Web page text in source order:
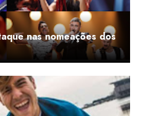
nas nomeações dos